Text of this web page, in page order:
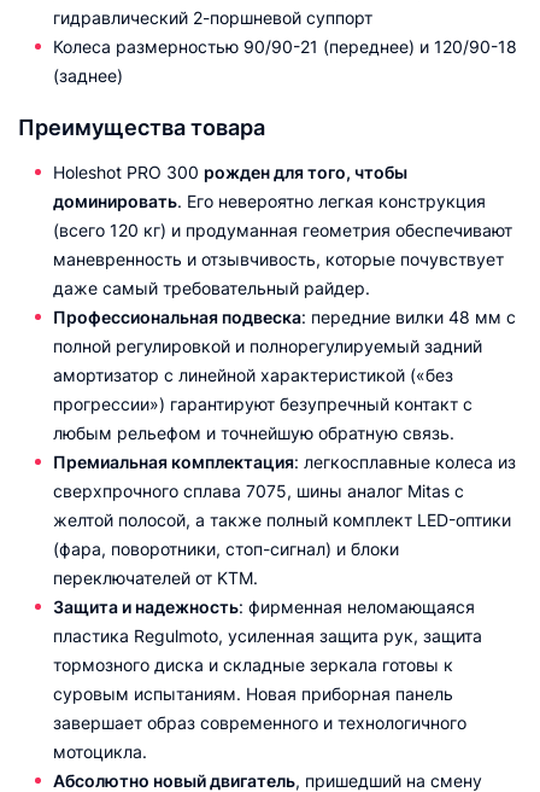
гидравлический 2-поршневой суппорт
Колеса размерностью 90/90-21 (переднее) и 120/90-18
(заднее)
Преимущества товара
Holeshot PRO 300 рожден для того, чтобы
доминировать. Его невероятно легкая конструкция
(всего 120 кг) и продуманная геометрия обеспечивают
маневренность и отзывчивость, которые почувствует
даже самый требовательный райдер.
Профессиональная подвеска: передние вилки 48 мм с
полной регулировкой и полнорегулируемый задний
амортизатор с линейной характеристикой («без
прогрессии») гарантируют безупречный контакт с
любым рельефом и точнейшую обратную связь.
Премиальная комплектация: легкосплавные колеса из
сверхпрочного сплава 7075, шины аналог Mitas с
желтой полосой, а также полный комплект LED-оптики
(фара, поворотники, стоп-сигнал) и блоки
переключателей от KTM.
Защита и надежность: фирменная неломающаяся
пластика Regulmoto, усиленная защита рук, защита
тормозного диска и складные зеркала готовы к
суровым испытаниям. Новая приборная панель
завершает образ современного и технологичного
мотоцикла.
Абсолютно новый двигатель, пришедший на смену